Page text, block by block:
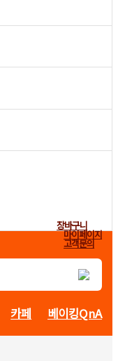
장바구니
마이페이지
고객문의
카페 베이킹QnA